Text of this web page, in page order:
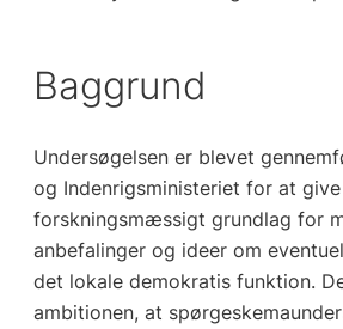
Baggrund
Undersøgelsen er blevet
og Indenrigsministeriet for at
forskningsmæssigt grundlag for
anbefalinger og ideer om
det lokale demokratis funktion.
ambitionen, at